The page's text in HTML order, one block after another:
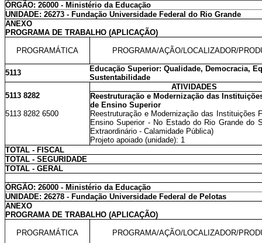
ÓRGÃO: 26000 - Ministério da Educação
UNIDADE: 26273 - Fundação Universidade Federal do Rio Grande
ANEXO
PROGRAMA DE TRABALHO (APLICAÇÃO)
PROGRAMÁTICA PROGRAMA/AÇÃO/LOCALIZADOR/
5113
Educação Superior: Qualidade, Democracia,
Sustentabilidade
ATIVIDADES
5113 8282
Reestruturação e Modernização das
de Ensino Superior
5113 8282 6500
Reestruturação e Modernização das Instituições
Ensino Superior - No Estado do Rio Grande do
Extraordinário - Calamidade Pública)
Projeto apoiado (unidade): 1
TOTAL - FISCAL
TOTAL - SEGURIDADE
TOTAL - GERAL
ÓRGÃO: 26000 - Ministério da Educação
UNIDADE: 26278 - Fundação Universidade Federal de Pelotas
ANEXO
PROGRAMA DE TRABALHO (APLICAÇÃO)
PROGRAMÁTICA PROGRAMA/AÇÃO/LOCALIZADOR/